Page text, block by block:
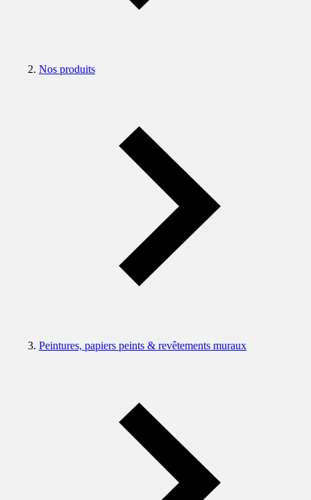
Nos produits
Peintures, papiers peints & revêtements muraux